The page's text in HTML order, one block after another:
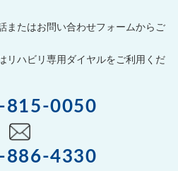
またはお問い合わせフォームからご
リハビリ専用ダイヤルをご利用くだ
815-0050
886-4330